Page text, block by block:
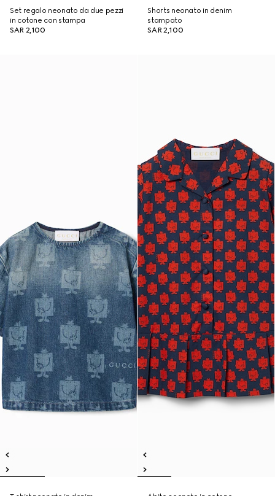
Set regalo neonato da due pezzi
in cotone con stampa
SAR 2,100
Shorts neonato in denim
stampato
SAR 2,100